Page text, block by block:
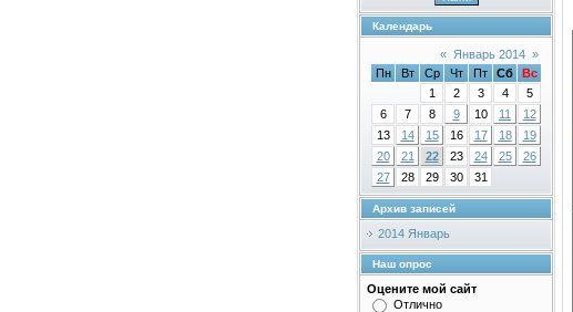
Календарь
« Январь 2014 »
Пн
Вт Ср Чт Пт Сб
Вс
1
2 3 4
5
6
7 8 9 10 11
12
13
14 15 16 17 18
19
20
21 22 23 24 25
26
27
28 29 30 31
Архив записей
2014 Январь
Наш опрос
Оцените мой сайт
Отлично